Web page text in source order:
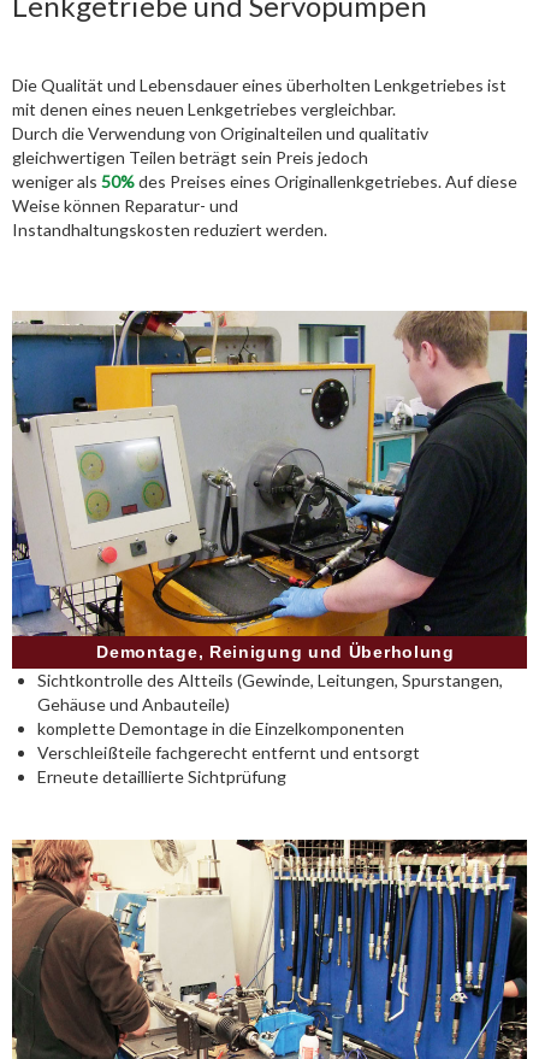
Die Qualität und Lebensdauer eines überholten Lenkgetriebes ist
mit denen eines neuen Lenkgetriebes vergleichbar.
Durch die Verwendung von Originalteilen und qualitativ
gleichwertigen Teilen beträgt sein Preis jedoch
weniger als 50%des Preises eines Originallenkgetriebes. Auf diese
Weise können Reparatur- und
Instandhaltungskosten reduziert werden.
Demontage, Reinigung und Überholung
Sichtkontrolle des Altteils (Gewinde, Leitungen, Spurstangen,
Gehäuse und Anbauteile)
komplette Demontage in die Einzelkomponenten
Verschleißteile fachgerecht entfernt und entsorgt
Erneute detaillierte Sichtprüfung